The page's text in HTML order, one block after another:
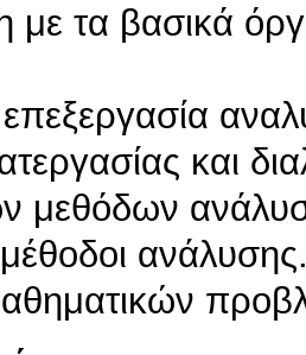
με τα βασικά
επεξεργασία
και
μεθόδων